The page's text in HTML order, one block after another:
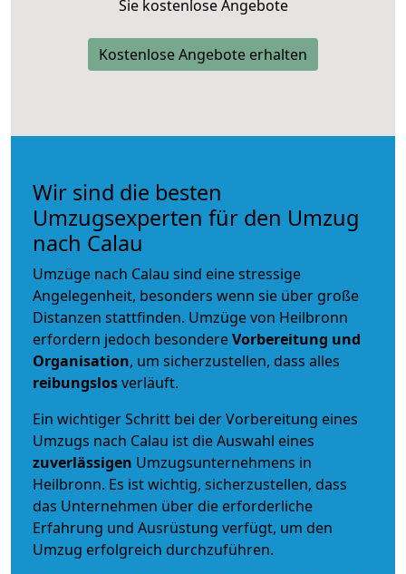
Sie kostenlose Angebote
Kostenlose Angebote erhalten
Wir sind die besten
Umzugsexperten für den Umzug
nach Calau
Umzüge nach Calau sind eine stressige
Angelegenheit, besonders wenn sie über große
Distanzen stattfinden. Umzüge von Heilbronn
erfordern jedoch besondereVorbereitung und
Organisation, um sicherzustellen, dass alles
reibungslosverläuft.
Ein wichtiger Schritt bei der Vorbereitung eines
Umzugs nach Calau ist die Auswahl eines
zuverlässigen Umzugsunternehmens in
Heilbronn. Es ist wichtig, sicherzustellen, dass
das Unternehmen über die erforderliche
Erfahrung und Ausrüstung verfügt, um den
Umzug erfolgreich durchzuführen.